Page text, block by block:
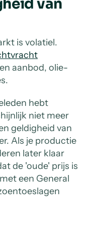
van
is volatiel.
aanbod, olie-
hebt
niet meer
geldigheid van
Als je productie
later klaar
de 'oude' prijs is
een General